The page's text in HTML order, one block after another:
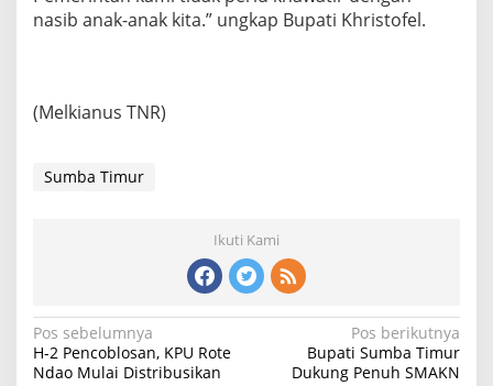
nasib anak-anak kita.” ungkap Bupati Khristofel.
(Melkianus TNR)
Sumba Timur
Ikuti Kami
N
a
Pos sebelumnya
H-2 Pencoblosan, KPU Rote
Ndao Mulai Distribusikan
Pos berikutnya
Bupati Sumba Timur
Dukung Penuh SMAKN